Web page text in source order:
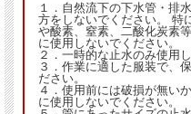
１．自然流下の下水管・排
方をしないでください。 特
や酸素、窒素、二酸化炭素
に使用しないでください。
２．一時的な止水のみ使用
３．作業に適した服装で、
ださい。
４．使用前には破損が無い
に使用しないでください。